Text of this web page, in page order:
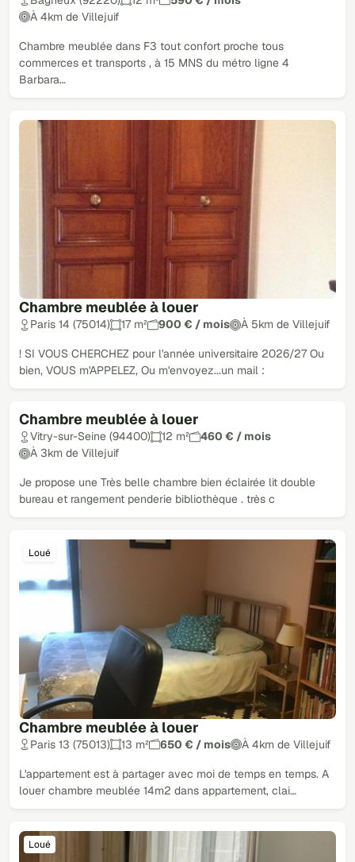
À 4km de Villejuif
Chambre meublée dans F3 tout confort proche tous
commerces et transports , à 15 MNS du métro ligne 4
Barbara…
Chambre meublée à louer
Paris 14 (75014) 17 m² 900 € / mois À 5km de Villejuif
! SI VOUS CHERCHEZ pour l'année universitaire 2026/27 Ou
bien, VOUS m'APPELEZ, Ou m'envoyez...un mail :
Chambre meublée à louer
Vitry-sur-Seine (94400) 12 m²
460 € / mois
À 3km de Villejuif
Je propose une Très belle chambre bien éclairée lit double
bureau et rangement penderie bibliothèque . très c
Chambre meublée à louer
Loué
Paris 13 (75013) 13 m² 650 € / mois À 4km de Villejuif
L'appartement est à partager avec moi de temps en temps. A
louer chambre meublée 14m2 dans appartement, clai…
Loué